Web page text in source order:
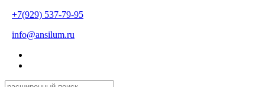
+7(929) 537-79-95
info@ansilum.ru